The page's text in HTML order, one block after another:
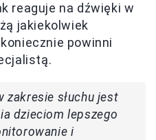
reaguje na dźwięki w
jakiekolwiek
powinni
zakresie słuchu jest
dzieciom lepszego
i